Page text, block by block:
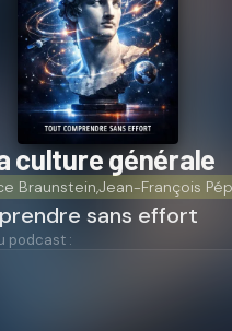
culture générale
BraunsteinJean-François
sans effort
podcast :